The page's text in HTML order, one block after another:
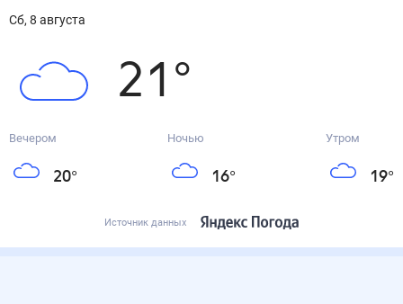
сб, 8 августа
21 °
Вечером
20°
Ночью
16°
Утром
19°
Источник данных